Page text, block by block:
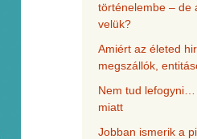
történelembe – de
velük?
Amiért az életed
megszállók,
Nem tud
miatt
Jobban ismerik a